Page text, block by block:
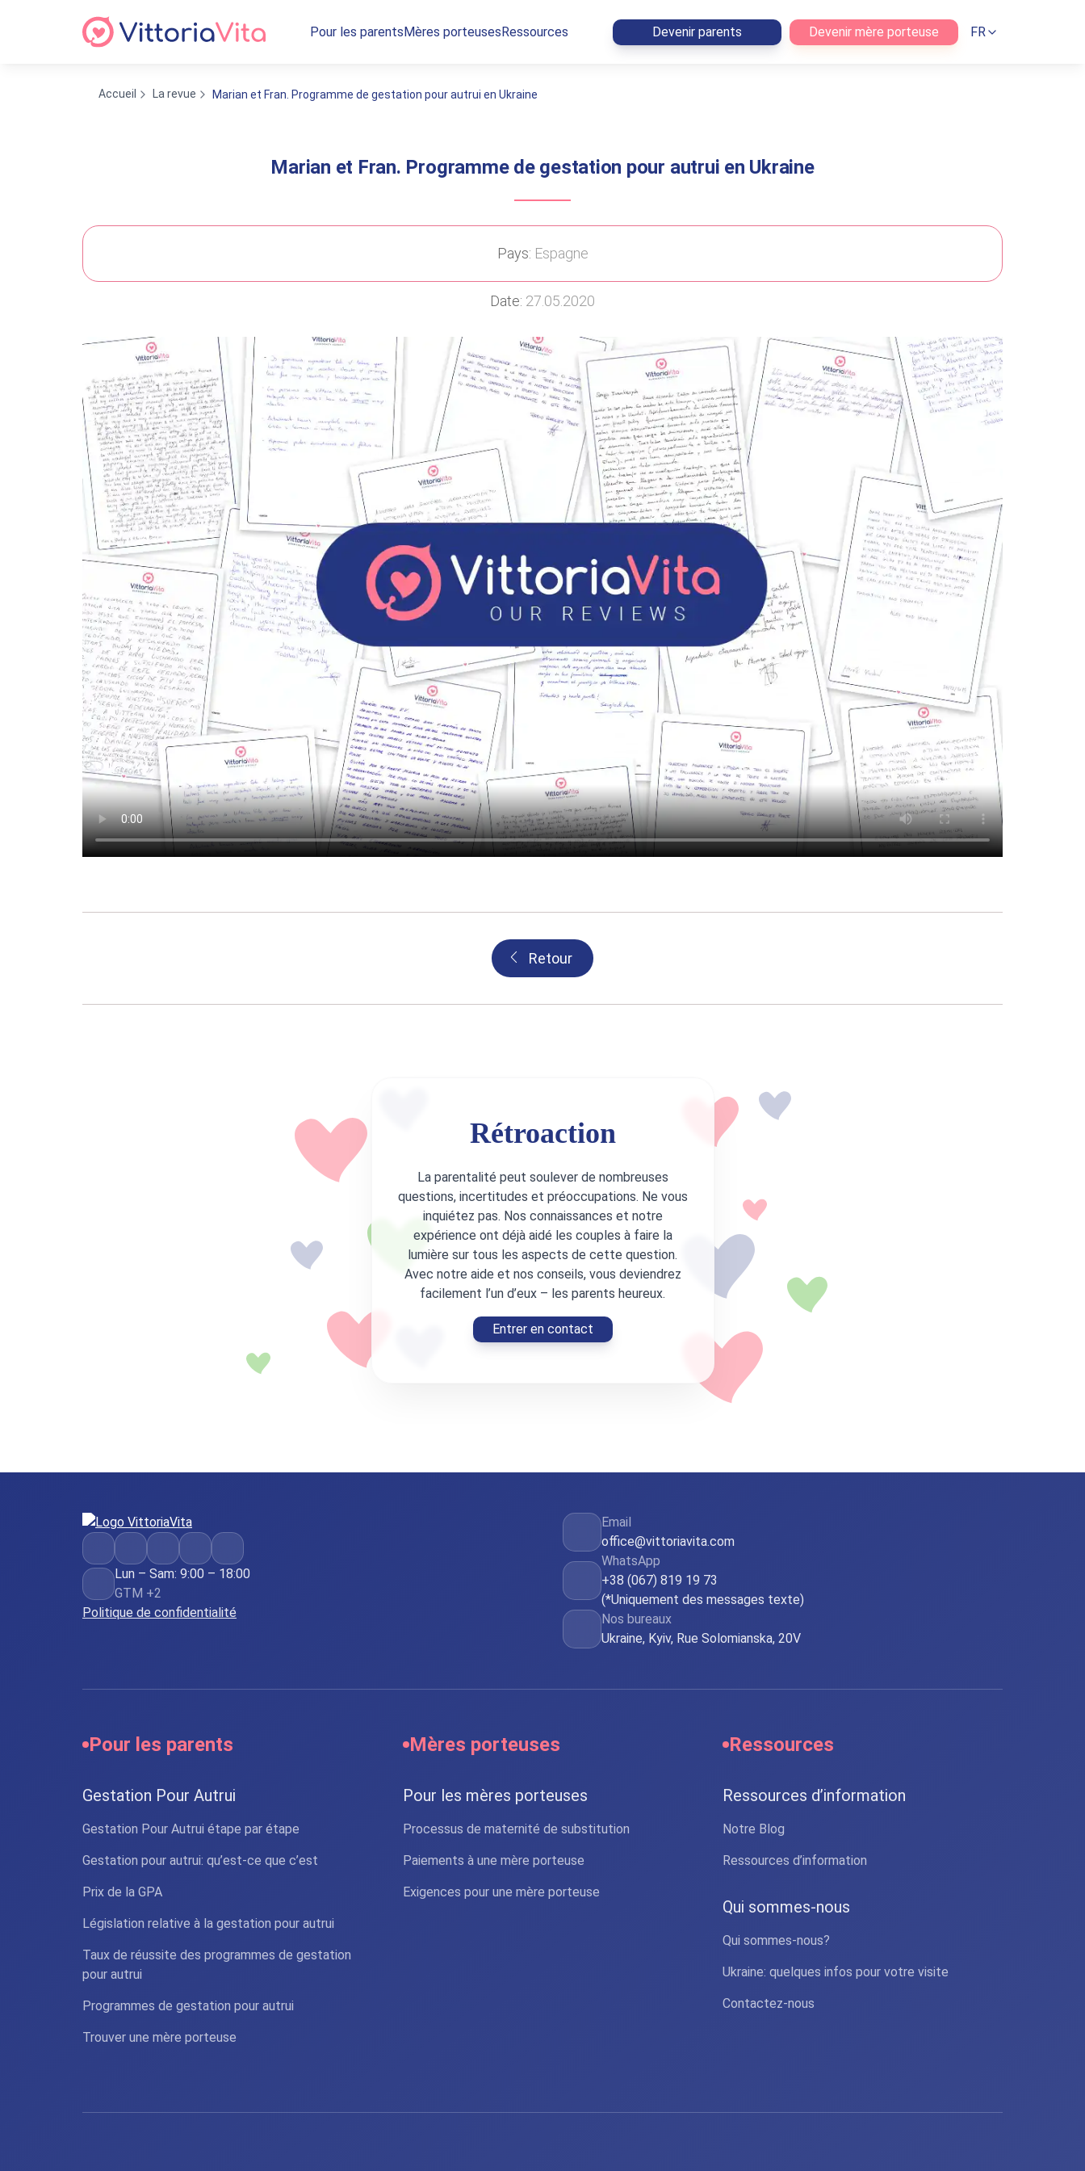
Pour les parentsMères porteusesRessources Devenir parents Devenir mère porteuse FR
Accueil La revue Marian et Fran. Programme de gestation pour autrui en Ukraine
Marian et Fran. Programme de gestation pour autrui en Ukraine
Pays: Espagne
Date: 27.05.2020
Retour
Rétroaction
La parentalité peut soulever de nombreuses
questions, incertitudes et préoccupations. Ne vous
inquiétez pas. Nos connaissances et notre
expérience ont déjà aidé les couples à faire la
lumière sur tous les aspects de cette question.
Avec notre aide et nos conseils, vous deviendrez
facilement l’un d’eux – les parents heureux.
Entrer en contact
Lun – Sam: 9:00 – 18:00
GTM +2
Politique de confidentialité
Email
office@vittoriavita.com
WhatsApp
+38 (067) 819 19 73
(*Uniquement des messages texte)
Nos bureaux
Ukraine, Kyiv, Rue Solomianska, 20V
Pour les parents
Gestation Pour Autrui
Gestation Pour Autrui étape par étape
Gestation pour autrui: qu’est-ce que c’est
Prix de la GPA
Législation relative à la gestation pour autrui
Taux de réussite des programmes de gestation
pour autrui
Programmes de gestation pour autrui
Trouver une mère porteuse
Mères porteuses
Pour les mères porteuses
Processus de maternité de substitution
Paiements à une mère porteuse
Exigences pour une mère porteuse
Ressources
Ressources d’information
Notre Blog
Ressources d’information
Qui sommes-nous
Qui sommes-nous?
Ukraine: quelques infos pour votre visite
Contactez-nous